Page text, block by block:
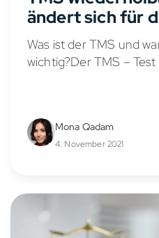
ändert sich für
Was ist der TMS und
wichtig?Der TMS –
in Deutschland. Der
Mona Qadam
4. November 2021